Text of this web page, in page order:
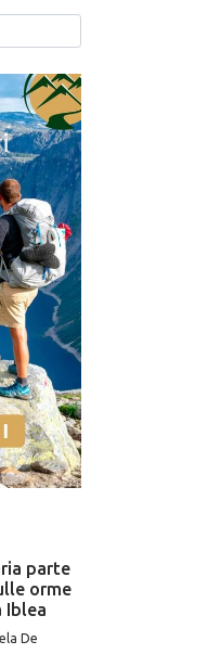
parte
orme
Iblea
De